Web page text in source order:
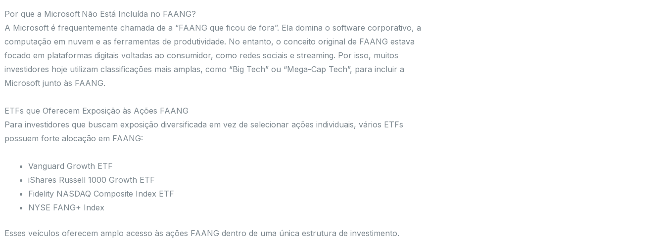
Por que a Microsoft Não Está Incluída no FAANG?
A Microsoft é frequentemente chamada de a “FAANG que ficou de fora”. Ela domina o software corporativo, a
computação em nuvem e as ferramentas de produtividade. No entanto, o conceito original de FAANG estava
focado em plataformas digitais voltadas ao consumidor, como redes sociais e streaming. Por isso, muitos
investidores hoje utilizam classificações mais amplas, como “Big Tech” ou “Mega-Cap Tech”, para incluir a
Microsoft junto às FAANG.
ETFs que Oferecem Exposição às Ações FAANG
Para investidores que buscam exposição diversificada em vez de selecionar ações individuais, vários ETFs
possuem forte alocação em FAANG:
Vanguard Growth ETF
iShares Russell 1000 Growth ETF
Fidelity NASDAQ Composite Index ETF
NYSE FANG+ Index
Esses veículos oferecem amplo acesso às ações FAANG dentro de uma única estrutura de investimento.